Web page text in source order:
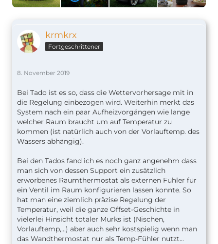
krmkrx
Fortgeschrittener
8. November 2019
Bei Tado ist es so, dass die Wettervorhersage mit in
die Regelung einbezogen wird. Weiterhin merkt das
System nach ein paar Aufheizvorgängen wie lange
welcher Raum braucht um auf Temperatur zu
kommen (ist natürlich auch von der Vorlauftemp. des
Wassers abhängig).
Bei den Tados fand ich es noch ganz angenehm dass
man sich von dessen Support ein zusätzlich
erworbenes Raumthermostat als externen Fühler für
ein Ventil im Raum konfigurieren lassen konnte. So
hat man eine ziemlich präzise Regelung der
Temperatur, weil die ganze Offset-Geschichte in
vielerlei Hinsicht totaler Murks ist (Nischen,
Vorlauftemp,...) aber auch sehr kostspielig wenn man
das Wandthermostat nur als Temp-Fühler nutzt...